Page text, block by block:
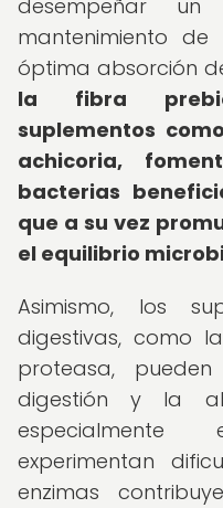
desempeñar
mantenimiento
óptima absorción
la fibra
suplementos
achicoria,
bacterias
que a su vez
el equilibrio
Asimismo, los
digestivas, como
proteasa,
digestión y la
experimentan
enzimas